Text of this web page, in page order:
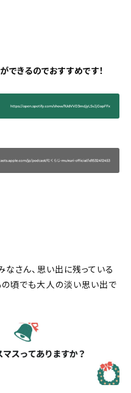
できるのでおすすめです！
なさん、思い出に残っている
の頃でも大人の淡い思い出で